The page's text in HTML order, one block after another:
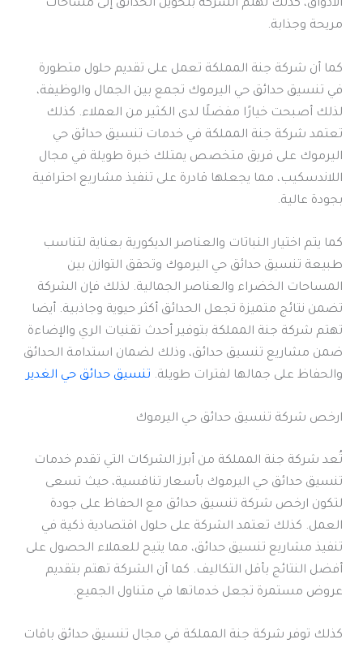
الأذواق، كذلك تهتم الشركة بتحويل الحدائق إلى مساحات
مريحة وجذابة.
كما أن شركة جنة المملكة تعمل على تقديم حلول متطورة
في تنسيق حدائق حي اليرموك تجمع بين الجمال والوظيفة،
لذلك أصبحت خيارًا مفضلًا لدى الكثير من العملاء. كذلك
تعتمد شركة جنة المملكة في خدمات تنسيق حدائق حي
اليرموك على فريق متخصص يمتلك خبرة طويلة في مجال
اللاندسكيب، مما يجعلها قادرة على تنفيذ مشاريع احترافية
بجودة عالية.
كما يتم اختيار النباتات والعناصر الديكورية بعناية لتناسب
طبيعة تنسيق حدائق حي اليرموك وتحقق التوازن بين
المساحات الخضراء والعناصر الجمالية. لذلك فإن الشركة
تضمن نتائج متميزة تجعل الحدائق أكثر حيوية وجاذبية. أيضا
تهتم شركة جنة المملكة بتوفير أحدث تقنيات الري والإضاءة
ضمن مشاريع تنسيق حدائق، وذلك لضمان استدامة الحدائق
والحفاظ على جمالها لفترات طويلة. تنسيق حدائق حي الغدير
ارخص شركة تنسيق حدائق حي اليرموك
تُعد شركة جنة المملكة من أبرز الشركات التي تقدم خدمات
تنسيق حدائق حي اليرموك بأسعار تنافسية، حيث تسعى
لتكون ارخص شركة تنسيق حدائق مع الحفاظ على جودة
العمل. كذلك تعتمد الشركة على حلول اقتصادية ذكية في
تنفيذ مشاريع تنسيق حدائق، مما يتيح للعملاء الحصول على
أفضل النتائج بأقل التكاليف. كما أن الشركة تهتم بتقديم
عروض مستمرة تجعل خدماتها في متناول الجميع.
كذلك توفر شركة جنة المملكة في مجال تنسيق حدائق باقات